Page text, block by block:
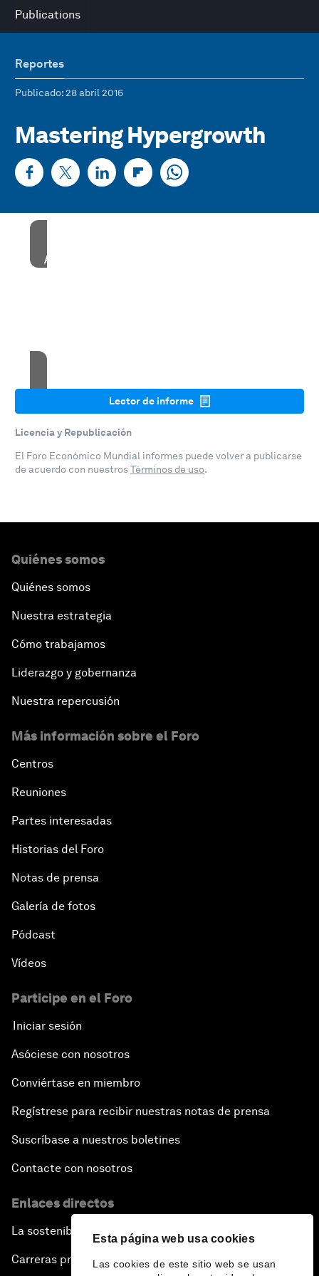
Esta página web usa cookies
Las cookies de este sitio web se usan
Publications
Reportes
Publicado: 28 abril 2016
Mastering Hypergrowth
Accept our marketing cookies to access this
Lector de informe
Licencia y Republicación
El Foro Económico Mundial informes puede volver a publicarse
de acuerdo con nuestrosTérminos de uso.
Quiénes somos
Quiénes somos
Nuestra estrategia
Cómo trabajamos
Liderazgo y gobernanza
Nuestra repercusión
Más información sobre el Foro
Centros
Reuniones
Partes interesadas
Historias del Foro
Notas de prensa
Galería de fotos
Pódcast
Vídeos
Participe en el Foro
Iniciar sesión
Asóciese con nosotros
Conviértase en miembro
Regístrese para recibir nuestras notas de prensa
Suscríbase a nuestros boletines
Contacte con nosotros
Enlaces directos
La sostenibilidad en el Foro
Carreras profesionales